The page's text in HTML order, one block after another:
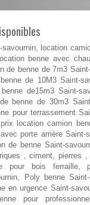
savournin, location
benne avec
de benne de 7m3
de 10M3 Saint-
de15m3 Saint-
benne de 30m3
pour terrassement
location camion
porte arrière
de benne Saint-
, ciment, pierres
pour bois ferraille,
Poly benne
en urgence Saint-
pour